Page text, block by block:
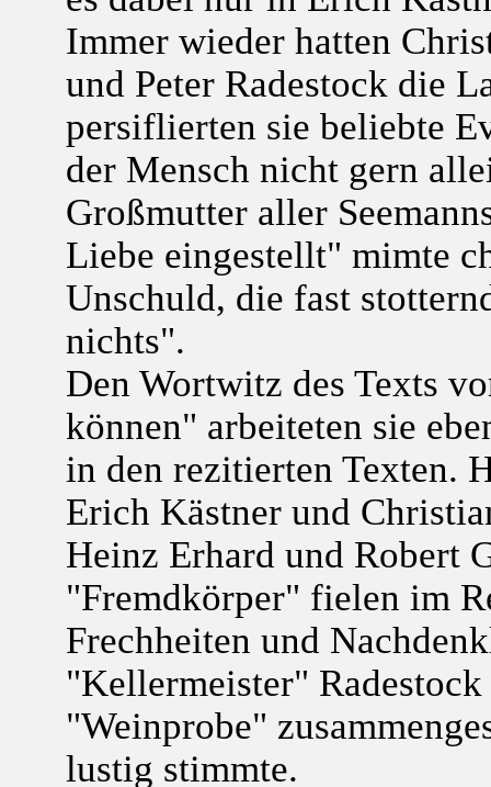
Immer wieder hatten
und Peter Radestock die
persiflierten sie beliebte
der Mensch nicht gern
Großmutter aller
Liebe eingestellt" mimte
Unschuld, die fast
nichts".
Den Wortwitz des Texts
können" arbeiteten sie
in den rezitierten Texten.
Erich Kästner und
Heinz Erhard und Robert
"Fremdkörper" fielen im
Frechheiten und
"Kellermeister"
"Weinprobe"
lustig stimmte.